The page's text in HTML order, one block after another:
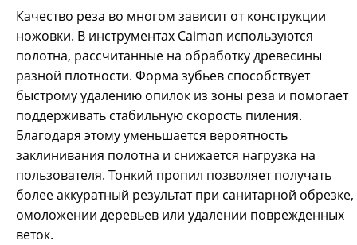
Ножовка ручная CAIMAN CA-350C
5300 р.
Ручная ножовка CAIMAN CA-350C – это профессиональная
модель с пильным полотном специальной дугообразной
формы и U-образными выемками между зубцами, а также
удобной деревянной рукояткой. Такая конструкция
позволяет снизить усилие, делает более комфортным
пиление высоко расположенных веток. Общая длина
Качество реза во многом зависит от конструкции
ножовки. В инструментах Caiman используются
полотна, рассчитанные на обработку древесины
разной плотности. Форма зубьев способствует
быстрому удалению опилок из зоны реза и помогает
поддерживать стабильную скорость пиления.
Благодаря этому уменьшается вероятность
заклинивания полотна и снижается нагрузка на
пользователя. Тонкий пропил позволяет получать
более аккуратный результат при санитарной обрезке,
омоложении деревьев или удалении поврежденных
веток.